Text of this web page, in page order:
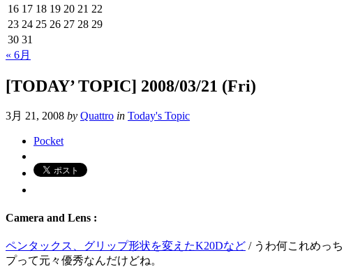
16 17 18 19 20 21 22
23 24 25 26 27 28 29
30 31
« 6月
[TODAY’ TOPIC] 2008/03/21 (Fri)
3月 21, 2008 by Quattro in Today's Topic
Pocket
Camera and Lens :
ペンタックス、グリップ形状を変えたK20Dなど / うわ何これめっ
プって元々優秀なんだけどね。